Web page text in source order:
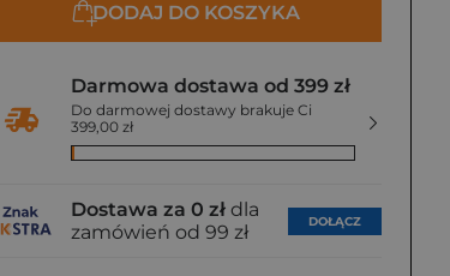
DODAJ DO KOSZYKA
Darmowa dostawa od 399 zł
Do darmowej dostawy brakuje Ci
399,00 zł
Dostawa za 0 zł dla
zamówień od 99 zł
DOŁĄCZ